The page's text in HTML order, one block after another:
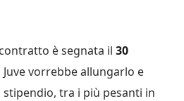
è segnata il 30
Juve vorrebbe allungarlo e
tra i più pesanti in